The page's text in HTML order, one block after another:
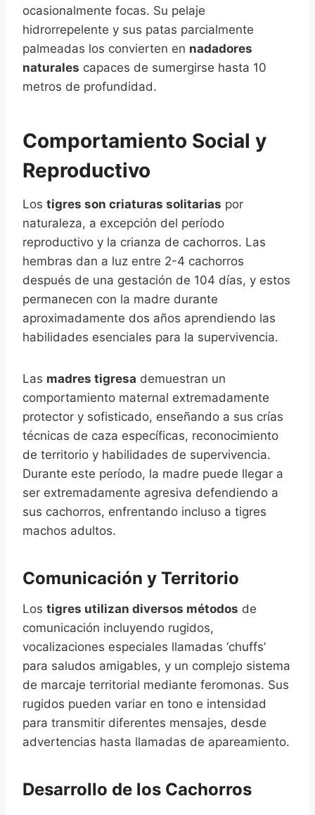
ocasionalmente focas. Su pelaje
hidrorrepelente y sus patas parcialmente
palmeadas los convierten en nadadores
naturales capaces de sumergirse hasta 10
metros de profundidad.
Comportamiento Social y
Reproductivo
Los tigres son criaturas solitarias por
naturaleza, a excepción del período
reproductivo y la crianza de cachorros. Las
hembras dan a luz entre 2-4 cachorros
después de una gestación de 104 días, y estos
permanecen con la madre durante
aproximadamente dos años aprendiendo las
habilidades esenciales para la supervivencia.
Las madres tigresa demuestran un
comportamiento maternal extremadamente
protector y sofisticado, enseñando a sus crías
técnicas de caza específicas, reconocimiento
de territorio y habilidades de supervivencia.
Durante este período, la madre puede llegar a
ser extremadamente agresiva defendiendo a
sus cachorros, enfrentando incluso a tigres
machos adultos.
Comunicación y Territorio
Los tigres utilizan diversos métodos de
comunicación incluyendo rugidos,
vocalizaciones especiales llamadas ‘chuffs’
para saludos amigables, y un complejo sistema
de marcaje territorial mediante feromonas. Sus
rugidos pueden variar en tono e intensidad
para transmitir diferentes mensajes, desde
advertencias hasta llamadas de apareamiento.
Desarrollo de los Cachorros